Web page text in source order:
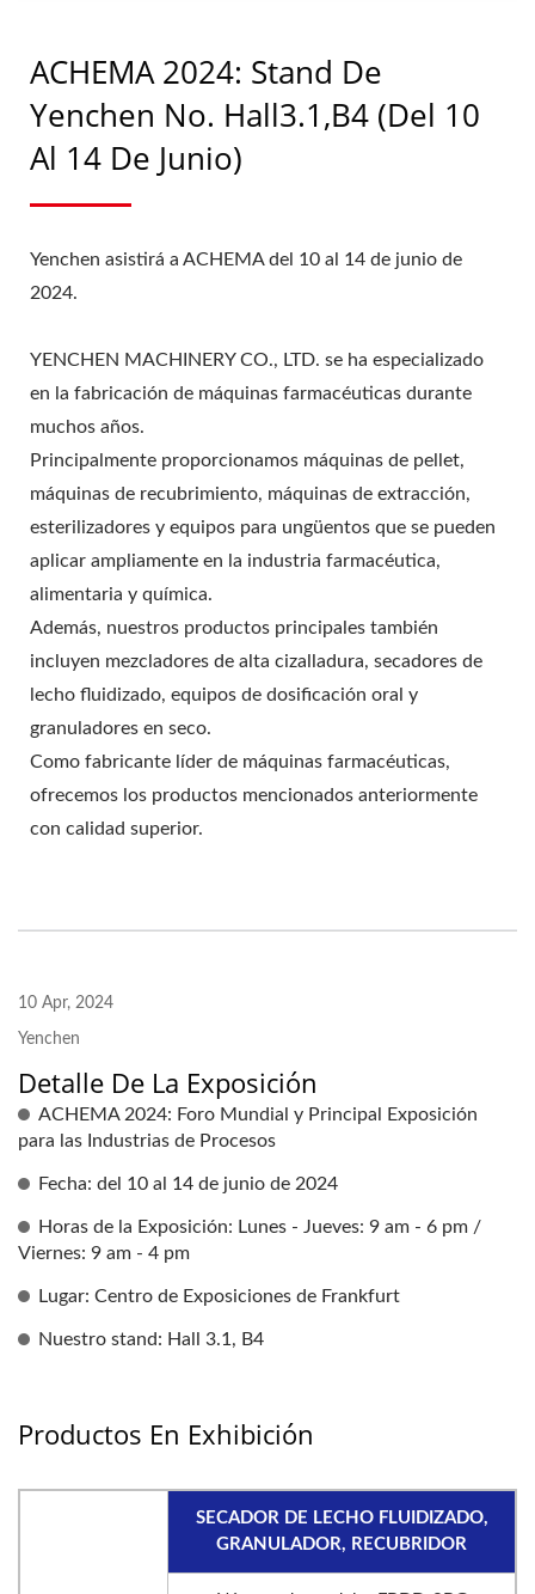
ACHEMA 2024: Stand De
Yenchen No. Hall3.1,B4 (del 10
Al 14 De Junio)
Yenchen asistirá a ACHEMA del 10 al 14 de junio de
2024.
YENCHEN MACHINERY CO., LTD. se ha especializado
en la fabricación de máquinas farmacéuticas durante
muchos años.
Principalmente proporcionamos máquinas de pellet,
máquinas de recubrimiento, máquinas de extracción,
esterilizadores y equipos para ungüentos que se pueden
aplicar ampliamente en la industria farmacéutica,
alimentaria y química.
Además, nuestros productos principales también
incluyen mezcladores de alta cizalladura, secadores de
lecho fluidizado, equipos de dosificación oral y
granuladores en seco.
Como fabricante líder de máquinas farmacéuticas,
ofrecemos los productos mencionados anteriormente
con calidad superior.
10 Apr, 2024
Yenchen
Detalle De La Exposición
ACHEMA 2024: Foro Mundial y Principal Exposición
para las Industrias de Procesos
Fecha: del 10 al 14 de junio de 2024
Horas de la Exposición: Lunes - Jueves: 9 am - 6 pm /
Viernes: 9 am - 4 pm
Lugar: Centro de Exposiciones de Frankfurt
Nuestro stand: Hall 3.1, B4
Productos En Exhibición
SECADOR DE LECHO FLUIDIZADO,
GRANULADOR, RECUBRIDOR